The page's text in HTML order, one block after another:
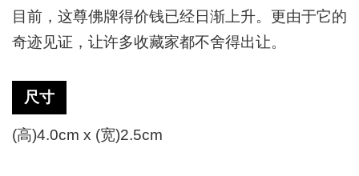
目前，这尊佛牌得价钱已经日渐上升。更由于它的
奇迹见证，让许多收藏家都不舍得出让。
尺寸
(高)4.0cm x (宽)2.5cm